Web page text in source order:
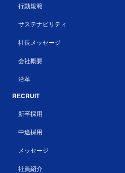
行動規範
サステナビリティ
社長メッセージ
会社概要
沿革
RECRUIT
新卒採用
中途採用
メッセージ
社員紹介